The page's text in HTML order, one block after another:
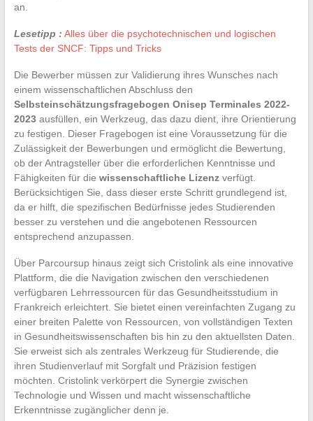
an.
Lesetipp : Alles über die psychotechnischen und logischen
Tests der SNCF: Tipps und Tricks
Die Bewerber müssen zur Validierung ihres Wunsches nach
einem wissenschaftlichen Abschluss den
Selbsteinschätzungsfragebogen Onisep Terminales 2022-
2023ausfüllen, ein Werkzeug, das dazu dient, ihre Orientierung
zu festigen. Dieser Fragebogen ist eine Voraussetzung für die
Zulässigkeit der Bewerbungen und ermöglicht die Bewertung,
ob der Antragsteller über die erforderlichen Kenntnisse und
Fähigkeiten für die wissenschaftliche Lizenzverfügt.
Berücksichtigen Sie, dass dieser erste Schritt grundlegend ist,
da er hilft, die spezifischen Bedürfnisse jedes Studierenden
besser zu verstehen und die angebotenen Ressourcen
entsprechend anzupassen.
Über Parcoursup hinaus zeigt sich Cristolink als eine innovative
Plattform, die die Navigation zwischen den verschiedenen
verfügbaren Lehrressourcen für das Gesundheitsstudium in
Frankreich erleichtert. Sie bietet einen vereinfachten Zugang zu
einer breiten Palette von Ressourcen, von vollständigen Texten
in Gesundheitswissenschaften bis hin zu den aktuellsten Daten.
Sie erweist sich als zentrales Werkzeug für Studierende, die
ihren Studienverlauf mit Sorgfalt und Präzision festigen
möchten. Cristolink verkörpert die Synergie zwischen
Technologie und Wissen und macht wissenschaftliche
Erkenntnisse zugänglicher denn je.